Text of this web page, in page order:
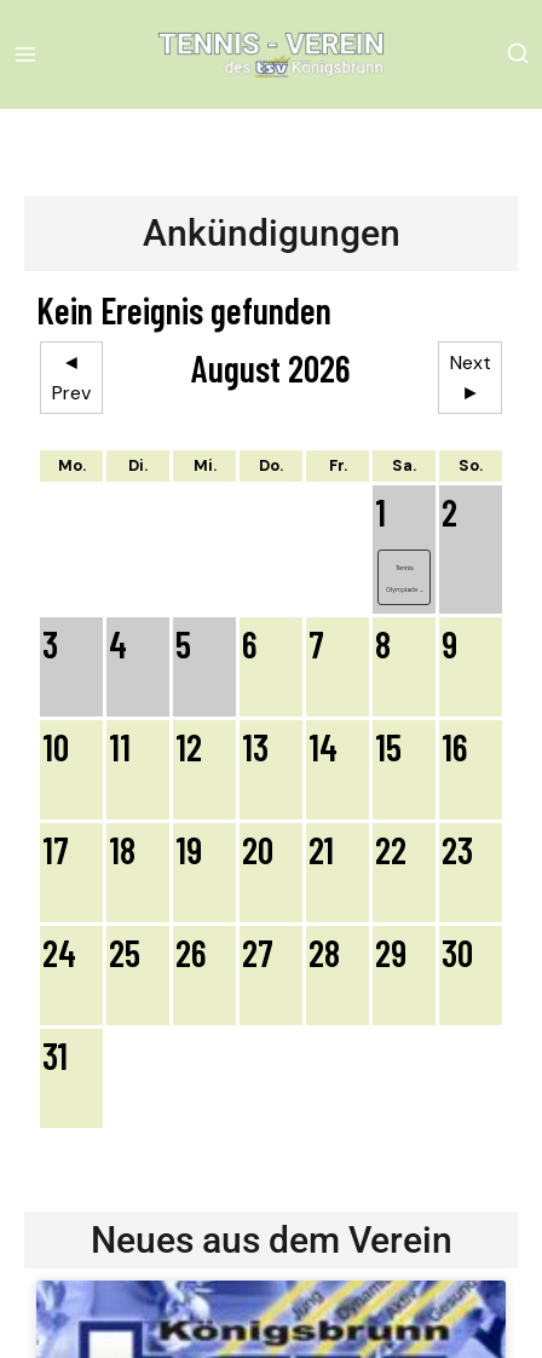
Neues aus dem Verein
Ankündigungen
Kein Ereignis gefunden
◄
Prev
August 2026
Next
►
Mo. Di. Mi. Do. Fr. Sa. So.
1
Tennis
Olympiade ...
2
3 4 5 6 7 8 9
10 11 12 13 14 15 16
17 18 19 20 21 22 23
24 25 26 27 28 29 30
31